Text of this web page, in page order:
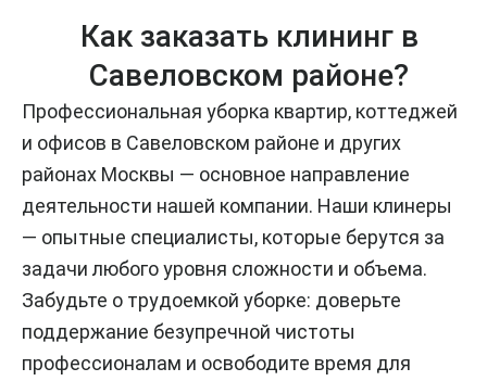
Как заказать клининг в
Савеловском районе?
Профессиональная уборка квартир, коттеджей
и офисов в Савеловском районе и других
районах Москвы — основное направление
деятельности нашей компании. Наши клинеры
— опытные специалисты, которые берутся за
задачи любого уровня сложности и объема.
Забудьте о трудоемкой уборке: доверьте
поддержание безупречной чистоты
профессионалам и освободите время для